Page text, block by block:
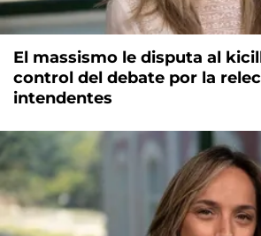
El massismo le disputa al
control del debate por la
intendentes